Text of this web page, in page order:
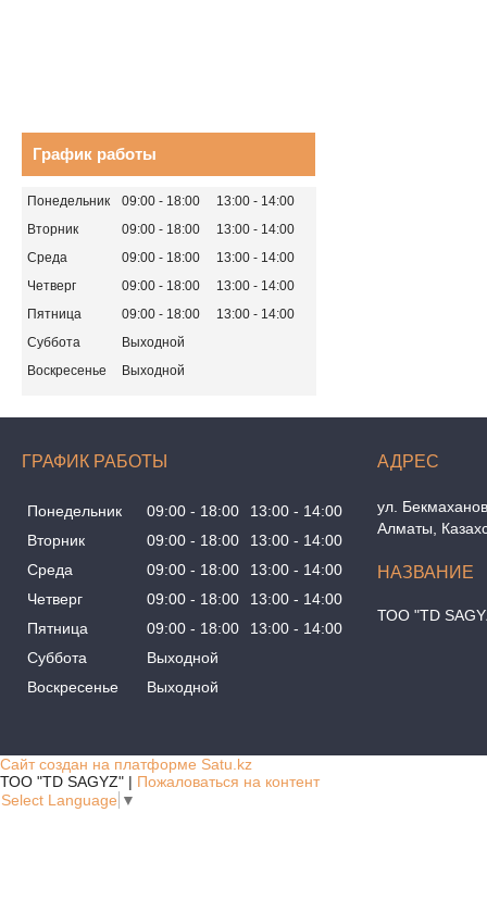
График работы
Понедельник 09:00 18:00 13:00
14:00
Вторник
09:00 18:00 13:00
14:00
Среда
09:00 18:00 13:00
14:00
Четверг
09:00 18:00 13:00
14:00
Пятница
09:00 18:00 13:00
14:00
Суббота
Выходной
Воскресенье
Выходной
ГРАФИК РАБОТЫ
Понедельник 09:00 18:00 13:00
14:00
Вторник
09:00 18:00 13:00
14:00
Среда
09:00 18:00 13:00
14:00
Четверг
09:00 18:00 13:00
14:00
Пятница
09:00 18:00 13:00
14:00
Суббота
Выходной
Воскресенье
Выходной
ул.
Алматы,
ТОО "TD
Сайт создан на платформе Satu.kz
ТОО "TD SAGYZ" | Пожаловаться на контент
Select Language ▼